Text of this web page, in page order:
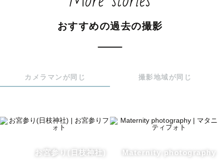
しっかりとヒアリングを行っておりますので事前のやりと
予めご了承ください。
【貸出可能小物】
おすすめの過去の撮影
カメラマンが同じ 撮影地域が同じ
お宮参り(日枝神社) Maternity photography